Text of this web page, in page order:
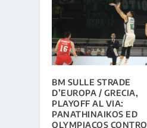
BM SULLE STRADE
D’EUROPA / GRECIA,
PLAYOFF AL VIA:
PANATHINAIKOS ED
OLYMPIACOS CONTRO